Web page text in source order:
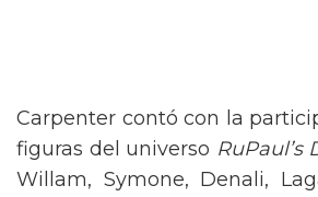
Carpenter contó con la
figuras del universo RuPaul’s
Willam, Symone, Denali,